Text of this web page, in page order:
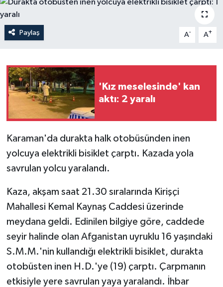
Paylaş A- A+
'Kız meselesinde' kan
aktı: 2 yaralı
Karaman'da durakta halk otobüsünden inen
yolcuya elektrikli bisiklet çarptı. Kazada yola
savrulan yolcu yaralandı.
Kaza, akşam saat 21.30 sıralarında Kirişçi
Mahallesi Kemal Kaynaş Caddesi üzerinde
meydana geldi. Edinilen bilgiye göre, caddede
seyir halinde olan Afganistan uyruklu 16 yaşındaki
S.M.M.'nin kullandığı elektrikli bisiklet, durakta
otobüsten inen H.D.'ye (19) çarptı. Çarpmanın
etkisiyle yere savrulan yaya yaralandı. İhbar